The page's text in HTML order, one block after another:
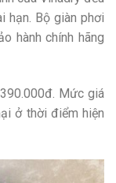
hạn. Bộ giàn phơi
hành chính hãng
Mức giá
ở thời điểm hiện